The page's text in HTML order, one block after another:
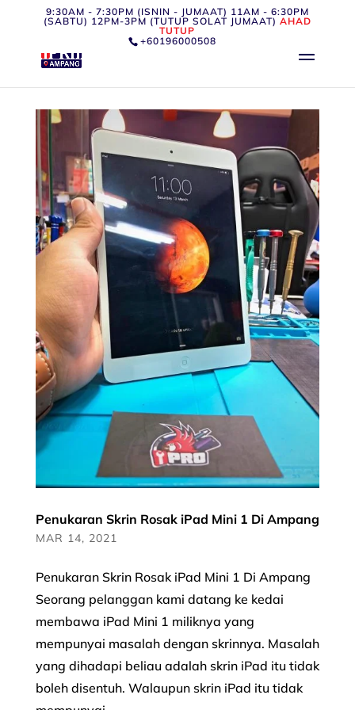
9:30AM - 7:30PM (ISNIN - JUMAAT) 11AM - 6:30PM
(SABTU) 12PM-3PM (TUTUP SOLAT JUMAAT) AHAD
TUTUP
+60196000508
Penukaran Skrin Rosak iPad Mini 1 Di Ampang
MAR 14, 2021
Penukaran Skrin Rosak iPad Mini 1 Di Ampang
Seorang pelanggan kami datang ke kedai
membawa iPad Mini 1 miliknya yang
mempunyai masalah dengan skrinnya. Masalah
yang dihadapi beliau adalah skrin iPad itu tidak
boleh disentuh. Walaupun skrin iPad itu tidak